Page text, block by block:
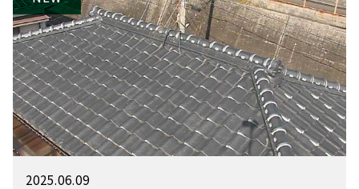
2025.06.09